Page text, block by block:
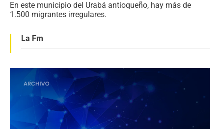
En este municipio del Urabá antioqueño, hay más de
1.500 migrantes irregulares.
La Fm